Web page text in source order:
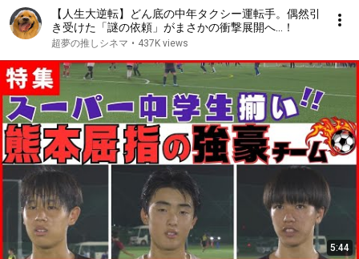
【人生大逆転】どん底の中年タクシー運転手。偶然引
き受けた「謎の依頼」がまさかの衝撃展開へ…！
超夢の推しシネマ • 437K views
5:44